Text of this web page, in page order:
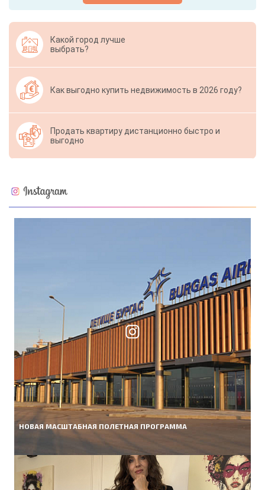
Какой город лучше
выбрать?
Как выгодно купить недвижимость в 2026 году?
Продать квартиру дистанционно быстро и
выгодно
НОВАЯ МАСШТАБНАЯ ПОЛЕТНАЯ ПРОГРАММА